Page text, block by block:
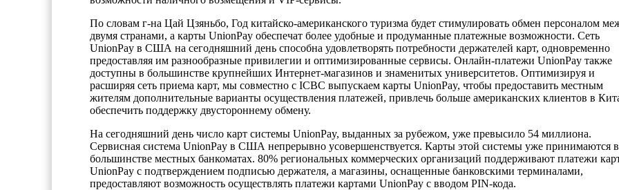
По словам г-на Цай Цзяньбо, Год китайско-американского туризма будет стимулировать обмен персоналом
двумя странами, а карты UnionPay обеспечат более удобные и продуманные платежные возможности. Сеть
UnionPay в США на сегодняшний день способна удовлетворять потребности держателей карт, одновременно
предоставляя им разнообразные привилегии и оптимизированные сервисы. Онлайн-платежи UnionPay также
доступны в большинстве крупнейших Интернет-магазинов и знаменитых университетов. Оптимизируя и
расширяя сеть приема карт, мы совместно с ICBC выпускаем карты UnionPay, чтобы предоставить местным
жителям дополнительные варианты осуществления платежей, привлечь больше американских клиентов в
обеспечить поддержку двустороннему обмену.
На сегодняшний день число карт системы UnionPay, выданных за рубежом, уже превысило 54 миллиона.
Сервисная система UnionPay в США непрерывно усовершенствуется. Карты этой системы уже принимаются в
большинстве местных банкоматах. 80% региональных коммерческих организаций поддерживают платежи
UnionPay с подтверждением подписью держателя, а магазины, оснащенные банковскими терминалами,
предоставляют возможность осуществлять платежи картами UnionPay с вводом PIN-кода.